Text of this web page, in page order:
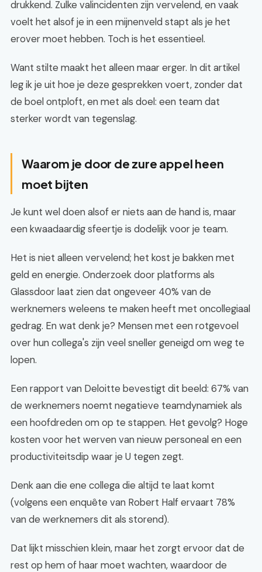
drukkend. Zulke valincidenten zijn vervelend, en vaak
voelt het alsof je in een mijnenveld stapt als je het
erover moet hebben. Toch is het essentieel.
Want stilte maakt het alleen maar erger. In dit artikel
leg ik je uit hoe je deze gesprekken voert, zonder dat
de boel ontploft, en met als doel: een team dat
sterker wordt van tegenslag.
Waarom je door de zure appel heen
moet bijten
Je kunt wel doen alsof er niets aan de hand is, maar
een kwaadaardig sfeertje is dodelijk voor je team.
Het is niet alleen vervelend; het kost je bakken met
geld en energie. Onderzoek door platforms als
Glassdoor laat zien dat ongeveer 40% van de
werknemers weleens te maken heeft met oncollegiaal
gedrag. En wat denk je? Mensen met een rotgevoel
over hun collega's zijn veel sneller geneigd om weg te
lopen.
Een rapport van Deloitte bevestigt dit beeld: 67% van
de werknemers noemt negatieve teamdynamiek als
een hoofdreden om op te stappen. Het gevolg? Hoge
kosten voor het werven van nieuw personeal en een
productiviteitsdip waar je U tegen zegt.
Denk aan die ene collega die altijd te laat komt
(volgens een enquête van Robert Half ervaart 78%
van de werknemers dit als storend).
Dat lijkt misschien klein, maar het zorgt ervoor dat de
rest op hem of haar moet wachten, waardoor de